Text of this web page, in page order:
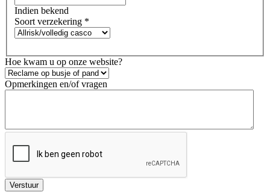
Indien bekend
Soort verzekering *
Hoe kwam u op onze website?
Opmerkingen en/of vragen